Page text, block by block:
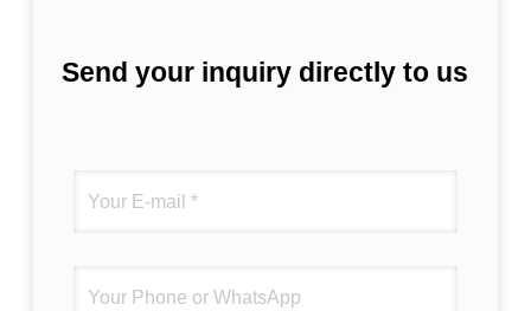
Send your inquiry directly to us